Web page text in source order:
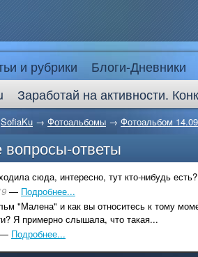
и рубрики
Блоги-Дневники
Заработай на активности.
SofiaKu → Фотоальбомы → Фотоальбом
ответы
сюда, интересно, тут кто-нибудь есть?
— Подробнее...
"Малена" и как вы относитесь к тому
Я примерно слышала, что такая...
— Подробнее...